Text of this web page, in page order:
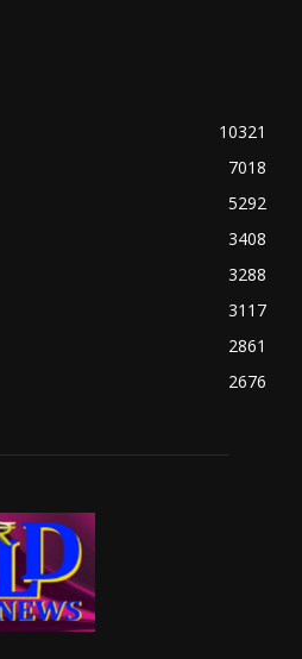
10321
7018
5292
3408
3288
3117
2861
2676